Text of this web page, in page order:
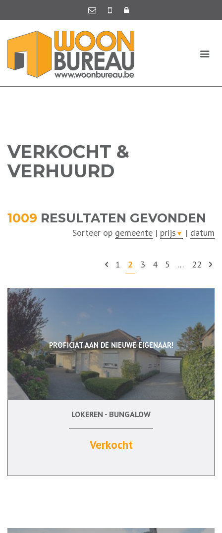
VERKOCHT &
VERHUURD
1009 RESULTATEN GEVONDEN
Sorteer op gemeente | prijs ▼ | datum
1 2 3 4 5 … 22
PROFICIAT AAN DE NIEUWE EIGENAAR!
3 Ja
LOKEREN - BUNGALOW
Verkocht